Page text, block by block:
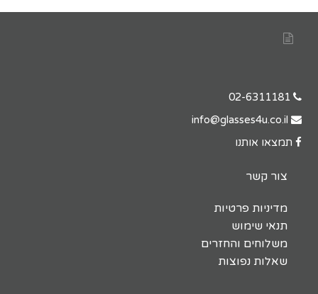
02-6311181
info@glasses4u.co.il
תמצאו אותנו
צור קשר
מדיניות פרטיות
תנאי שימוש
משלוחים והחזרים
שאלות נפוצות